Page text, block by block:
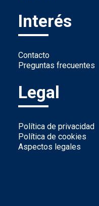
Interés
Contacto
Preguntas frecuentes
Legal
Política de privacidad
Política de cookies
Aspectos legales